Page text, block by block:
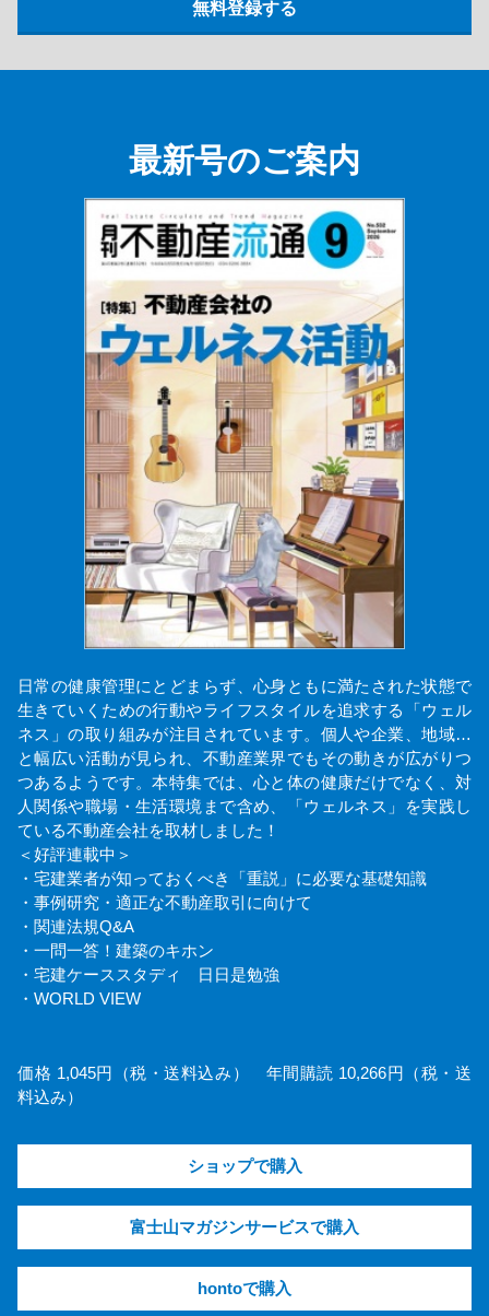
最新号のご案内
日常の健康管理にとどまらず、心身ともに満たされた状態で
生きていくための行動やライフスタイルを追求する「ウェル
ネス」の取り組みが注目されています。個人や企業、地域…
と幅広い活動が見られ、不動産業界でもその動きが広がりつ
つあるようです。本特集では、心と体の健康だけでなく、対
人関係や職場・生活環境まで含め、「ウェルネス」を実践し
ている不動産会社を取材しました！
＜好評連載中＞
・宅建業者が知っておくべき「重説」に必要な基礎知識
・事例研究・適正な不動産取引に向けて
・関連法規Q&A
・一問一答！建築のキホン
・宅建ケーススタディ 日日是勉強
・WORLD VIEW
価格 1,045円（税・送料込み） 年間購読 10,266円（税・送
料込み）
ショップで購入
富士山マガジンサービスで購入
hontoで購入